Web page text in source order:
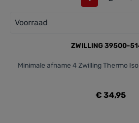
ZWILLING 39500-
Minimale afname 4 Zwilling Thermo
€ 34,95